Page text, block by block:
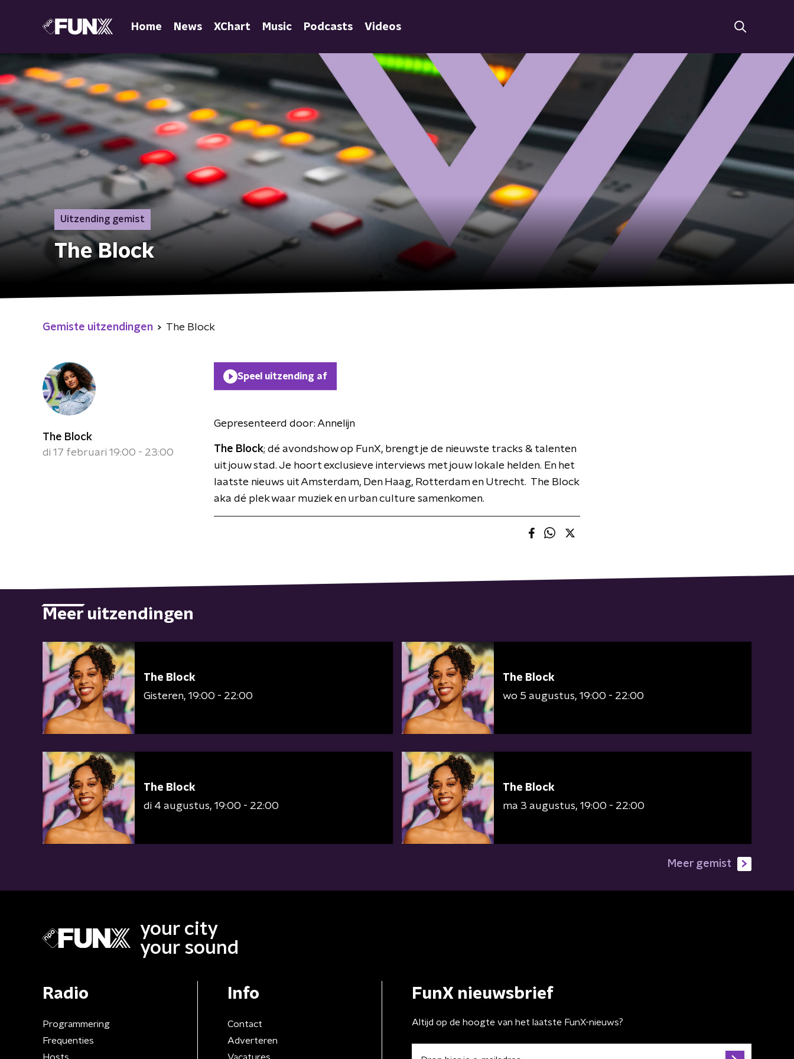
Home News XChart Music Podcasts Videos
Uitzending gemist
The Block
Gemiste uitzendingen The Block
The Block
di 17 februari 19:00 - 23:00
Speel uitzending af
Gepresenteerd door: Annelijn
The Block; dé avondshow op FunX, brengt je de nieuwste tracks & talenten
uit jouw stad. Je hoort exclusieve interviews met jouw lokale helden. En het
laatste nieuws uit Amsterdam, Den Haag, Rotterdam en Utrecht. The Block
aka dé plek waar muziek en urban culture samenkomen.
Meer uitzendingen
The Block
Gisteren 19:00 - 22:00
The Block
wo 5 augustus 19:00 - 22:00
The Block
di 4 augustus 19:00 - 22:00
The Block
ma 3 augustus 19:00 - 22:00
Meer gemist
your city
your sound
Radio
Programmering
Frequenties
Hosts
Info
Contact
Adverteren
Vacatures
FunX nieuwsbrief
Altijd op de hoogte van het laatste FunX-nieuws?